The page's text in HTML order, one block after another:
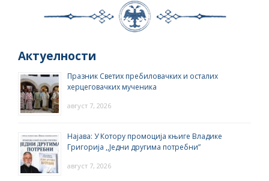
Актуелности
Празник Светих пребиловачких и осталих
херцеговачких мученика
август 7, 2026
Најава: У Котору промоција књиге Владике
Григорија ,,Једни другима потребни”
август 7, 2026